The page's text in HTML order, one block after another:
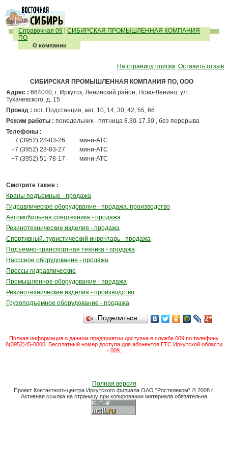
Справочная 09
СИБИРСКАЯ ПРОМЫШЛЕННАЯ КОМПАНИЯ
ПО
О компании
На страницу поиска Оставить отзыв
СИБИРСКАЯ ПРОМЫШЛЕННАЯ КОМПАНИЯ ПО, ООО
Адрес : 664040, г. Иркутск, Ленинский район, Ново-Ленино, ул.
Тухачевского, д. 15
Проезд : ост. Подстанция, авт. 10, 14, 30, 42, 55, 66
Режим работы : понедельник - пятница 8.30-17.30 , без перерыва
Телефоны :
+7 (3952) 28-83-26
мини-АТС
+7 (3952) 28-83-27
мини-АТС
+7 (3952) 51-78-17
мини-АТС
Смотрите также :
Краны подъемные - продажа
Гидравлическое оборудование - продажа, производство
Автомобильная спецтехника - продажа
Резинотехнические изделия - продажа
Спортивный, туристический инвентарь - продажа
Подъемно-транспортная техника - продажа
Насосное оборудование - продажа
Прессы гидравлические
Промышленное оборудование - продажа
Резинотехнические изделия - производство
Грузоподъемное оборудование - продажа
Поделиться…
Полная информация о данном предприятии доступна в службе 009 по телефону
8(3952)45-0000. Бесплатный номер доступа для абонентов ГТС Иркутской области
- 009.
Полная версия
Проект Контактного-центра Иркутского филиала ОАО "Ростелеком" © 2008 г.
Активная ссылка на страницу при копировании материала обязательна